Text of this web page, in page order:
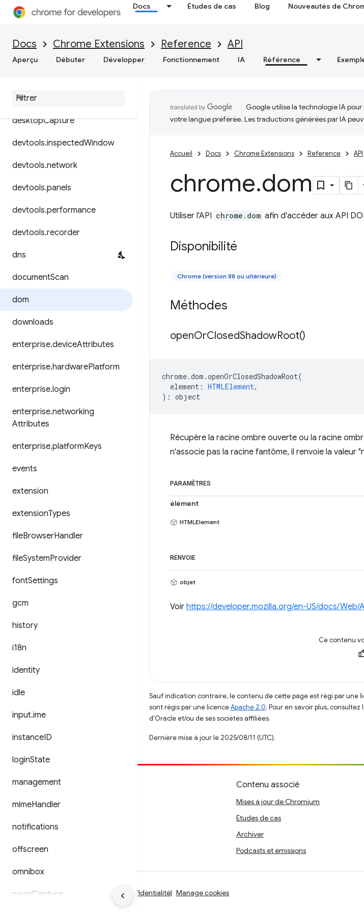
Docs Études de cas Blog Nouveautés de
Docs Chrome Extensions Reference API
Aperçu Débuter Développer Fonctionnement IA Référence
contextMenus
declarative
desktopCapture
devtools.inspectedWindow
devtools.network
devtools.panels
devtools.performance
devtools.recorder
dns
documentScan
dom
downloads
enterprise.deviceAttributes
enterprise.hardwarePlatform
enterprise.login
enterprise.networking
Attributes
enterprise.platformKeys
events
extension
extensionTypes
fileBrowserHandler
fileSystemProvider
fontSettings
gcm
history
i18n
identity
idle
input.ime
instanceID
loginState
management
mimeHandler
notifications
offscreen
omnibox
pageCapture
Google utilise la technologie IA
votre langue préférée. Les traductions générées par IA
Accueil Docs Chrome Extensions Reference API
chrome.dom
Utiliser l'API chrome.dom afin d'accéder aux API
Disponibilité
Chrome (version 88 ou ultérieure)
Méthodes
openOrClosedShadowRoot()
chrome.dom .openOrClosedShadowRoot(
element : HTMLElement,
) : object
Récupère la racine ombre ouverte ou la racine
n'associe pas la racine fantôme, il renvoie la valeur
PARAMÈTRES
élément
HTMLElement
RENVOIE
objet
Voir https://developer.mozilla.org/en-US/docs/Web/
Ce contenu
Sauf indication contraire, le contenu de cette page est régi par une
sont régis par une licenceApache 2.0. Pour en savoir plus, consultez
d'Oracle et/ou de ses sociétés affiliées.
Dernière mise à jour le 2025/08/11 (UTC).
Contribuer
Signaler un bug
Contenu associé
Mises à jour de Chromium
Études de cas
Archiver
Podcasts et émissions
Conditions d'utilisation Règles de confidentialité Manage cookies